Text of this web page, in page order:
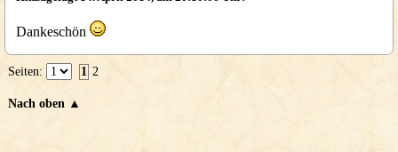
Dankeschön
Seiten: 1 2
Nach oben ▲